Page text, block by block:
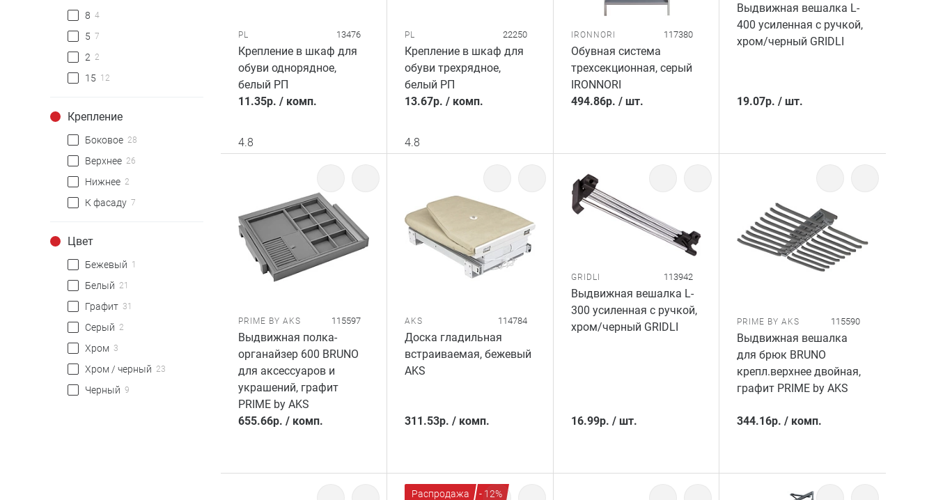
8 4
5 7
2 2
15 12
Крепление
Боковое 28
Верхнее 26
Нижнее 2
К фасаду 7
Цвет
Бежевый 1
Белый 21
Графит 31
Серый 2
Хром 3
Хром / черный 23
Черный 9
PL 13476
Крепление в шкаф для
обуви однорядное,
белый РП
11.35р. / комп.
4.8
PL 22250
Крепление в шкаф для
обуви трехрядное,
белый РП
13.67р. / комп.
4.8
IRONNORI 117380
Обувная система
трехсекционная, серый
IRONNORI
494.86р. / шт.
Выдвижная вешалка L-
400 усиленная с ручкой,
хром/черный GRIDLI
19.07р. /шт.
PRIME BY AKS 115597
Выдвижная полка-
органайзер 600 BRUNO
для аксессуаров и
украшений, графит
PRIME by AKS
655.66р. / комп.
AKS 114784
Доска гладильная
встраиваемая, бежевый
AKS
311.53р. / комп.
GRIDLI 113942
Выдвижная вешалка L-
300 усиленная с ручкой,
хром/черный GRIDLI
16.99р. / шт.
PRIME BY AKS 115590
Выдвижная вешалка
для брюк BRUNO
крепл.верхнее двойная,
графит PRIME by AKS
344.16р. / комп.
Распродажа - 12%